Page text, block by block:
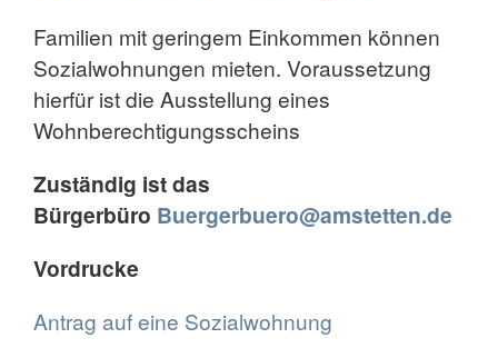
Familien mit geringem Einkommen können
Sozialwohnungen mieten. Voraussetzung
hierfür ist die Ausstellung eines
Wohnberechtigungsscheins
Zuständig ist das
Bürgerbüro Buergerbuero@amstetten.de
Vordrucke
Antrag auf eine Sozialwohnung